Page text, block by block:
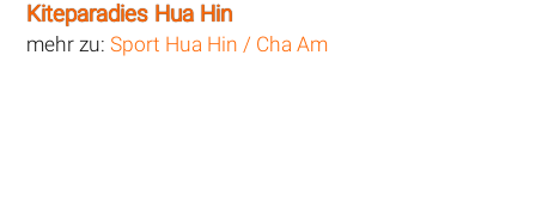
Kiteparadies Hua Hin
mehr zu:Sport Hua Hin / Cha Am